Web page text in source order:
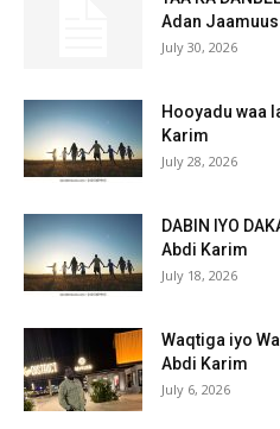
Adan Jaamuus
July 30, 2026
Hooyadu waa
Karim
July 28, 2026
DABIN IYO
Abdi Karim
July 18, 2026
Waqtiga iyo
Abdi Karim
July 6, 2026